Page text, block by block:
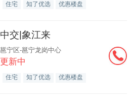
住宅 知了优选 优惠楼盘
中交|象江来
邕宁区-邕宁龙岗中心
更新中
住宅 知了优选 优惠楼盘